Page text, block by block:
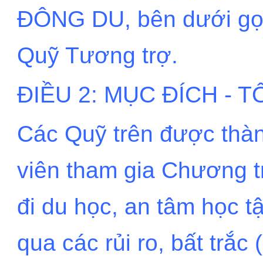
ĐÔNG DU, bên dưới
Quỹ Tương trợ.
ĐIỀU 2: MỤC ĐÍCH -
Các Quỹ trên được
viên tham gia Chương
đi du học, an tâm học
qua các rủi ro, bất trắc